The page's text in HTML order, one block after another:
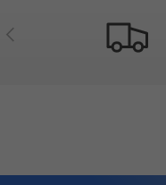
Vorherige